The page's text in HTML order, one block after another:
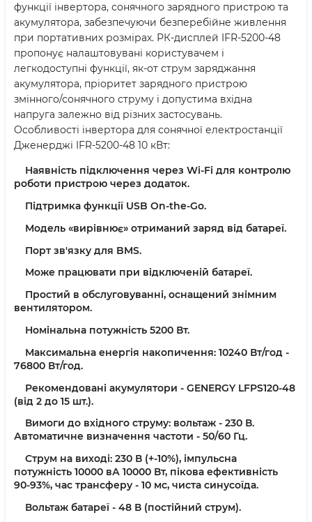
функції інвертора, сонячного зарядного пристрою та
акумулятора, забезпечуючи безперебійне живлення
при портативних розмірах. РК-дисплей IFR-5200-48
пропонує налаштовувані користувачем і
легкодоступні функції, як-от струм заряджання
акумулятора, пріоритет зарядного пристрою
змінного/сонячного струму і допустима вхідна
напруга залежно від різних застосувань.
Особливості інвертора для сонячної електростанції
Дженерджі IFR-5200-48 10 кВт:
Наявність підключення через Wi-Fi для контролю
роботи пристрою через додаток.
Підтримка функції USB On-the-Go.
Модель «вирівнює» отриманий заряд від батареї.
Порт зв'язку для BMS.
Може працювати при відключеній батареї.
Простий в обслуговуванні, оснащений знімним
вентилятором.
Номінальна потужність 5200 Вт.
Максимальна енергія накопичення: 10240 Вт/год -
76800 Вт/год.
Рекомендовані акумулятори - GENERGY LFPS120-48
(від 2 до 15 шт.).
Вимоги до вхідного струму: вольтаж - 230 В.
Автоматичне визначення частоти - 50/60 Гц.
Струм на виході: 230 В (+-10%), імпульсна
потужність 10000 вА 10000 Вт, пікова ефективність
90-93%, час трансферу - 10 мс, чиста синусоїда.
Вольтаж батареї - 48 В (постійний струм).